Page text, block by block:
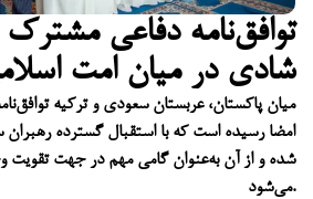
توافق‌نامه دفاعی
شادی در میان امت
میان پاکستان، عربستان سعودی و ترکیه
امضا رسیده است که با استقبال گسترده
شده و از آن به‌عنوان گامی مهم در جهت تقویت
می‌شود.